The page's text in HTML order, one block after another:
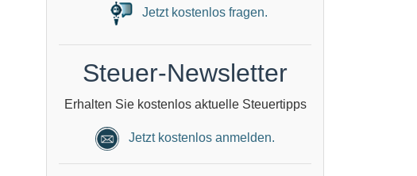
Jetzt kostenlos fragen.
Steuer-Newsletter
Erhalten Sie kostenlos aktuelle Steuertipps
Jetzt kostenlos anmelden.